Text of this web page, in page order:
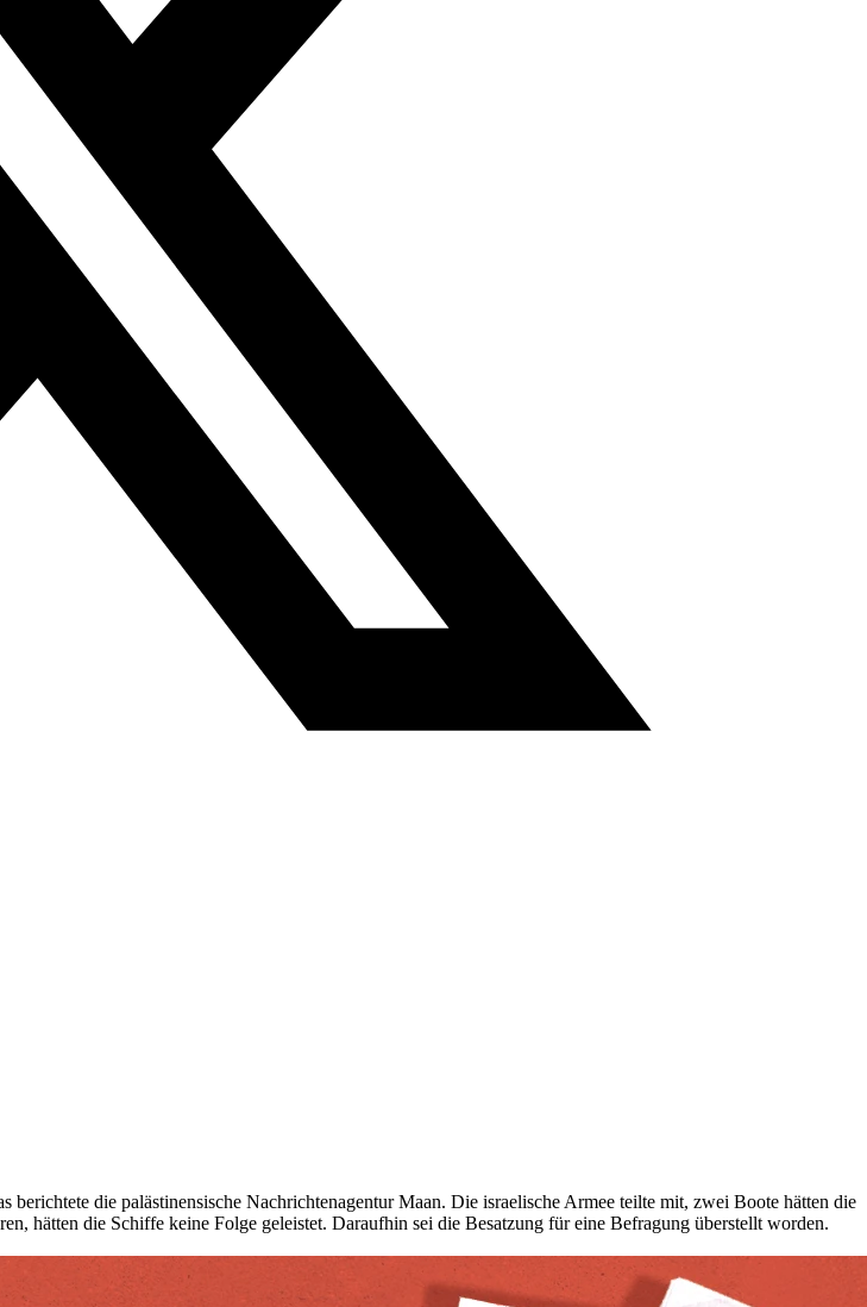
die palästinensische Nachrichtenagentur Maan. Die israelische Armee teilte mit, zwei Boote hätten die
hätten die Schiffe keine Folge geleistet. Daraufhin sei die Besatzung für eine Befragung überstellt worden.